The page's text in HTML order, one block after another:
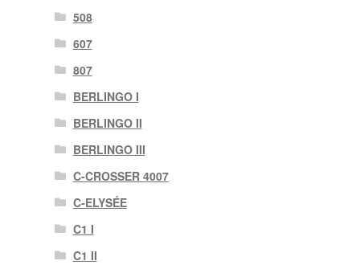
508
607
807
BERLINGO I
BERLINGO II
BERLINGO III
C-CROSSER 4007
C-ELYSÉE
C1 I
C1 II